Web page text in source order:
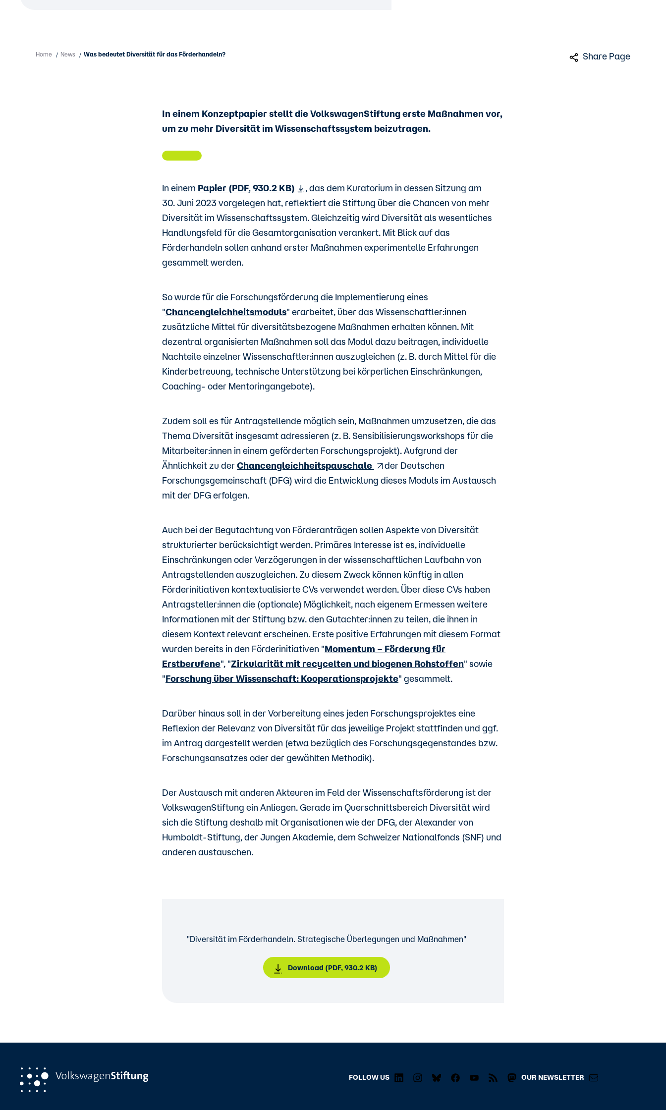
Home / News / Was bedeutet Diversität für das Förderhandeln? Share Page
In einem Konzeptpapier stellt die VolkswagenStiftung erste Maßnahmen vor,
um zu mehr Diversität im Wissenschaftssystem beizutragen.
In einem Papier (PDF, 930.2 KB)
, das dem Kuratorium in dessen Sitzung am
30. Juni 2023 vorgelegen hat, reflektiert die Stiftung über die Chancen von mehr
Diversität im Wissenschaftssystem. Gleichzeitig wird Diversität als wesentliches
Handlungsfeld für die Gesamtorganisation verankert. Mit Blick auf das
Förderhandeln sollen anhand erster Maßnahmen experimentelle Erfahrungen
gesammelt werden.
So wurde für die Forschungsförderung die Implementierung eines
"Chancengleichheitsmoduls" erarbeitet, über das Wissenschaftler:innen
zusätzliche Mittel für diversitätsbezogene Maßnahmen erhalten können. Mit
dezentral organisierten Maßnahmen soll das Modul dazu beitragen, individuelle
Nachteile einzelner Wissenschaftler:innen auszugleichen (z. B. durch Mittel für die
Kinderbetreuung, technische Unterstützung bei körperlichen Einschränkungen,
Coaching- oder Mentoringangebote).
Zudem soll es für Antragstellende möglich sein, Maßnahmen umzusetzen, die das
Thema Diversität insgesamt adressieren (z. B. Sensibilisierungsworkshops für die
Mitarbeiter:innen in einem geförderten Forschungsprojekt). Aufgrund der
Ähnlichkeit zu der Chancengleichheitspauschale
der Deutschen
Forschungsgemeinschaft (DFG) wird die Entwicklung dieses Moduls im Austausch
mit der DFG erfolgen.
Auch bei der Begutachtung von Förderanträgen sollen Aspekte von Diversität
strukturierter berücksichtigt werden. Primäres Interesse ist es, individuelle
Einschränkungen oder Verzögerungen in der wissenschaftlichen Laufbahn von
Antragstellenden auszugleichen. Zu diesem Zweck können künftig in allen
Förderinitiativen kontextualisierte CVs verwendet werden. Über diese CVs haben
Antragsteller:innen die (optionale) Möglichkeit, nach eigenem Ermessen weitere
Informationen mit der Stiftung bzw. den Gutachter:innen zu teilen, die ihnen in
diesem Kontext relevant erscheinen. Erste positive Erfahrungen mit diesem Format
wurden bereits in den Förderinitiativen "Momentum – Förderung für
Erstberufene", "Zirkularität mit recycelten und biogenen Rohstoffen" sowie
"Forschung über Wissenschaft: Kooperationsprojekte" gesammelt.
Darüber hinaus soll in der Vorbereitung eines jeden Forschungsprojektes eine
Reflexion der Relevanz von Diversität für das jeweilige Projekt stattfinden und ggf.
im Antrag dargestellt werden (etwa bezüglich des Forschungsgegenstandes bzw.
Forschungsansatzes oder der gewählten Methodik).
Der Austausch mit anderen Akteuren im Feld der Wissenschaftsförderung ist der
VolkswagenStiftung ein Anliegen. Gerade im Querschnittsbereich Diversität wird
sich die Stiftung deshalb mit Organisationen wie der DFG, der Alexander von
Humboldt-Stiftung, der Jungen Akademie, dem Schweizer Nationalfonds (SNF) und
anderen austauschen.
"Diversität im Förderhandeln. Strategische Überlegungen und Maßnahmen"
Download (PDF, 930.2 KB)
FOLLOW US OUR NEWSLETTER